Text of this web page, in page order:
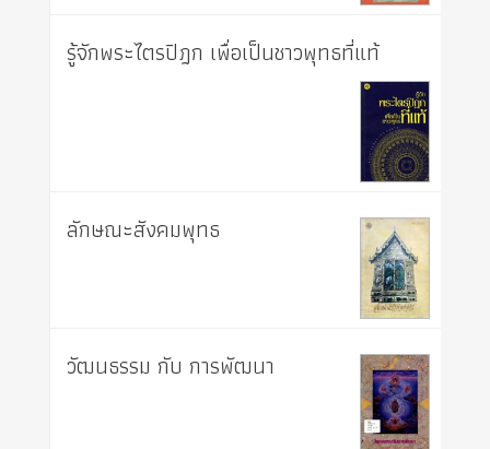
รู้จักพระไตรปิฎก เพื่อเป็นชาวพุทธที่แท้
ลักษณะสังคมพุทธ
วัฒนธรรม กับ การพัฒนา